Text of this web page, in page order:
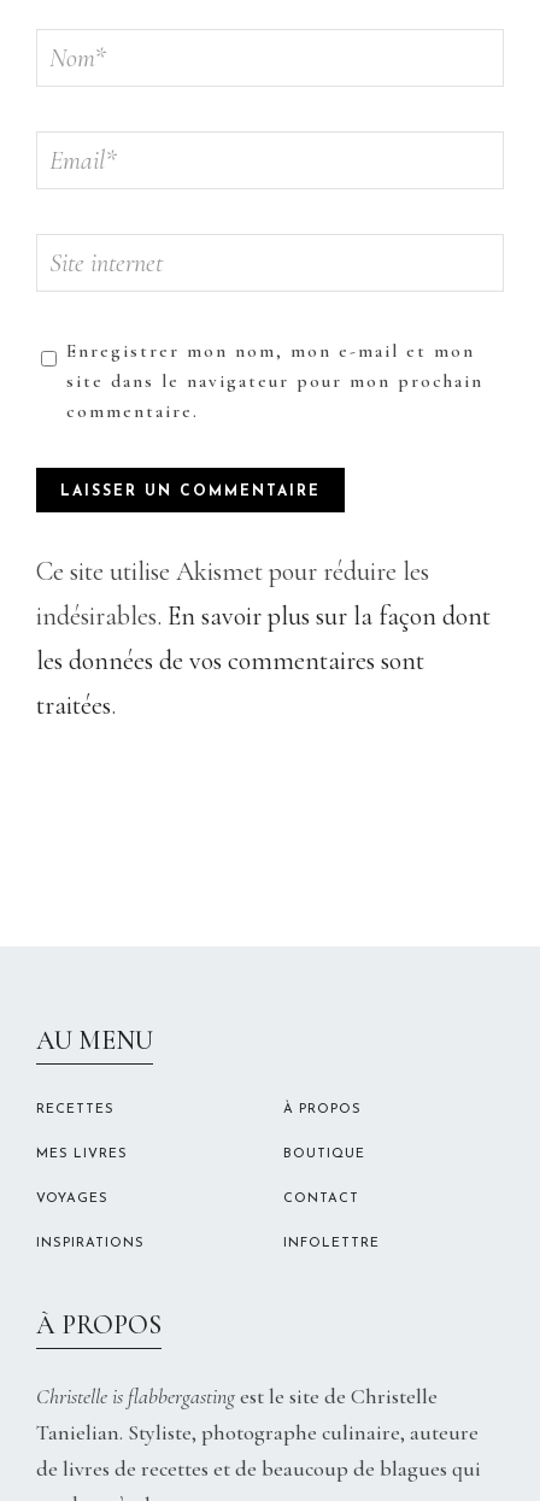
Enregistrer mon nom, mon e-mail et mon
site dans le navigateur pour mon prochain
commentaire.
Ce site utilise Akismet pour réduire les
indésirables. En savoir plus sur la façon dont
les données de vos commentaires sont
traitées.
AU MENU
RECETTES
MES LIVRES
VOYAGES
INSPIRATIONS
À PROPOS
BOUTIQUE
CONTACT
INFOLETTRE
À PROPOS
Christelle is flabbergastingest le site de Christelle
Tanielian. Styliste, photographe culinaire, auteure
de livres de recettes et de beaucoup de blagues qui